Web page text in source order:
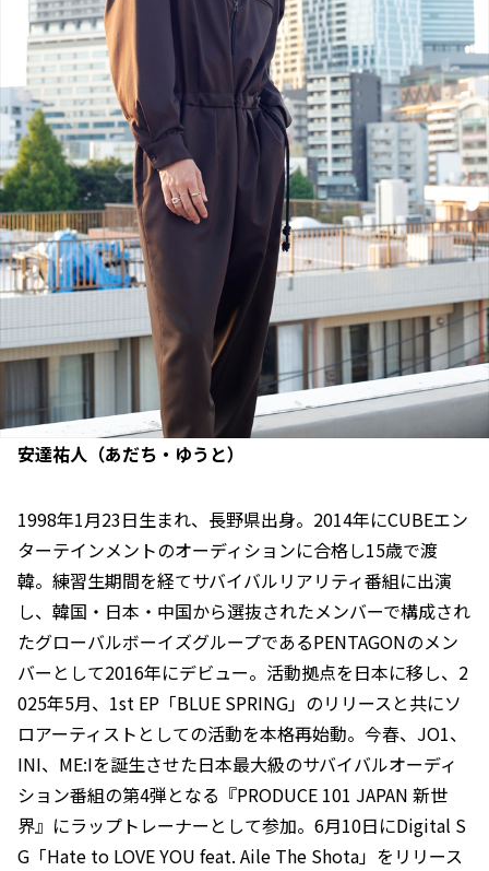
安達祐人（あだち・ゆうと）
1998年1月23日生まれ、長野県出身。2014年にCUBEエン
ターテインメントのオーディションに合格し15歳で渡
韓。練習生期間を経てサバイバルリアリティ番組に出演
し、韓国・日本・中国から選抜されたメンバーで構成され
たグローバルボーイズグループであるPENTAGONのメン
バーとして2016年にデビュー。活動拠点を日本に移し、2
025年5月、1st EP「BLUE SPRING」のリリースと共にソ
ロアーティストとしての活動を本格再始動。今春、JO1、
INI、ME:Iを誕生させた日本最大級のサバイバルオーディ
ション番組の第4弾となる『PRODUCE 101 JAPAN 新世
界』にラップトレーナーとして参加。6月10日にDigital S
G「Hate to LOVE YOU feat. Aile The Shota」をリリース